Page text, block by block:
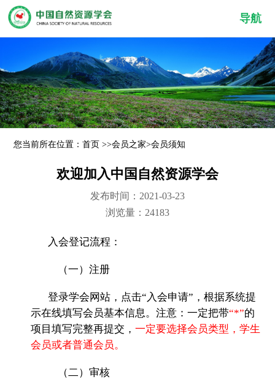
导航
您当前所在位置：首页 >>会员之家>会员须知
欢迎加入中国自然资源学会
发布时间：2021-03-23
浏览量：24183
入会登记流程：
（一）注册
登录学会网站，点击“入会申请”，根据系统提
示在线填写会员基本信息。注意：一定把带“*”的
项目填写完整再提交，一定要选择会员类型，学生
会员或者普通会员。
（二）审核